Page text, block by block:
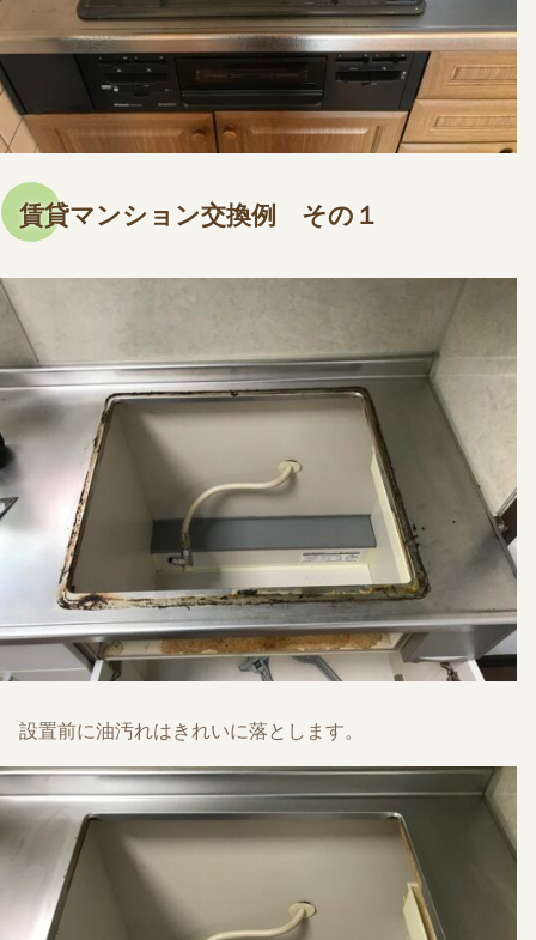
賃貸マンション交換例 その１
設置前に油汚れはきれいに落とします。